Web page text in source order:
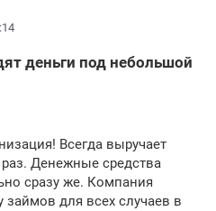
деньги под небольшой
Всегда выручает
Денежные средства
сразу же. Компания
займов для всех случаев в